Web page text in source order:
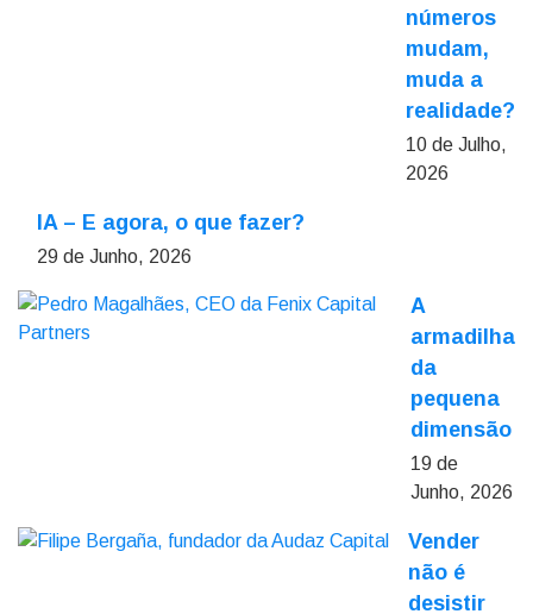
números
mudam,
muda a
realidade?
10 de Julho,
2026
IA – E agora, o que fazer?
29 de Junho, 2026
A
armadilha
da
pequena
dimensão
19 de
Junho, 2026
Vender
não é
desistir